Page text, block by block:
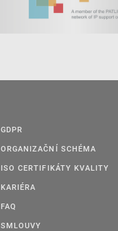
GDPR
ORGANIZAČNÍ SCHÉMA
ISO CERTIFIKÁTY KVALITY
KARIÉRA
FAQ
SMLOUVY